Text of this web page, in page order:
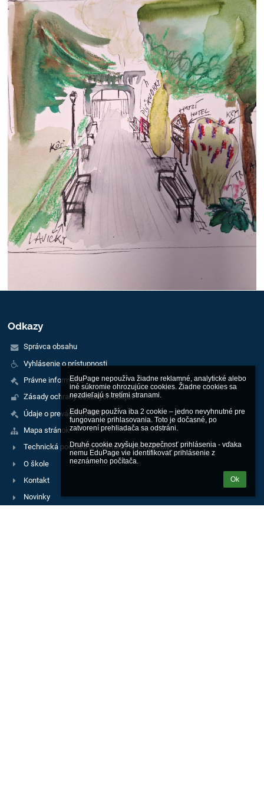
EduPage nepoužíva žiadne reklamné, analytické alebo
iné súkromie ohrozujúce cookies. Žiadne cookies sa
nezdieľajú s tretími stranami.
EduPage používa iba 2 cookie – jedno nevyhnutné pre
fungovanie prihlasovania. Toto je dočasné, po
zatvorení prehliadača sa odstráni.
Druhé cookie zvyšuje bezpečnosť prihlásenia - vďaka
nemu EduPage vie identifikovať prihlásenie z
neznámeho počítača.
Ok
Odkazy
Správca obsahu
Vyhlásenie o prístupnosti
Právne informácie
Zásady ochrany osobných údajov
Údaje o prevádzkovateľovi
Mapa stránok
Technická podpora pre zamestnancov školy
O škole
Kontakt
Novinky